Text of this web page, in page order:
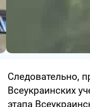
Следовательно,
Всеукраинских
этапа